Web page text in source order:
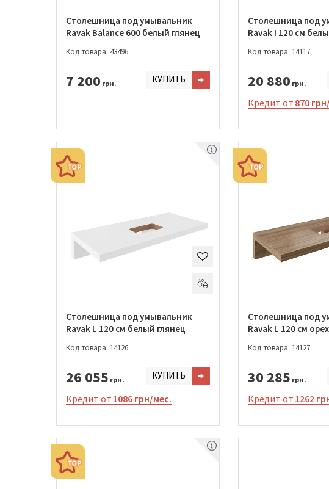
Столешница под умывальник
Ravak Balance 600 белый глянец
Код товара: 43496
7 200 грн. КУПИТЬ
Столешница под
Ravak I 120 см
Код товара: 14117
20 880 грн.
Кредит от 870
Столешница под умывальник
Ravak L 120 см белый глянец
Код товара: 14126
26 055 грн. КУПИТЬ
Кредит от 1086 грн/мес.
Столешница под
Ravak L 120 см орех
Код товара: 14127
30 285 грн.
Кредит от 1262